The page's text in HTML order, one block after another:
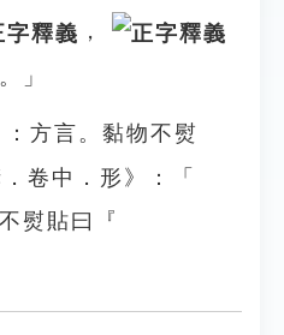
，
」
：方言。黏物不熨
卷中．形》：「
熨貼曰『